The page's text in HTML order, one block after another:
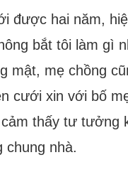
được hai năm,
bắt tôi làm gì
mật, mẹ chồng
cưới xin với bố
thấy tư tưởng
chung nhà.